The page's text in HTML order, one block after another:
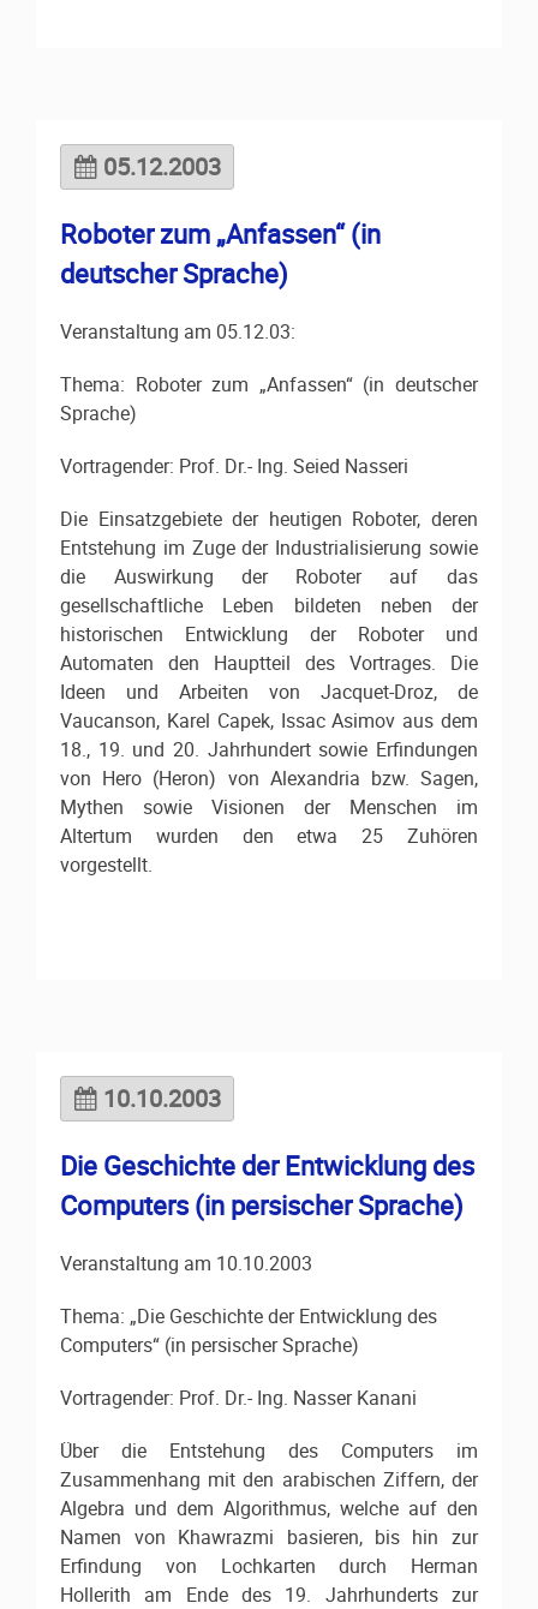
05.12.2003
Roboter zum „Anfassen“ (in
deutscher Sprache)
Veranstaltung am 05.12.03:
Thema: Roboter zum „Anfassen“ (in deutscher
Sprache)
Vortragender: Prof. Dr.- Ing. Seied Nasseri
Die Einsatzgebiete der heutigen Roboter, deren
Entstehung im Zuge der Industrialisierung sowie
die Auswirkung der Roboter auf das
gesellschaftliche Leben bildeten neben der
historischen Entwicklung der Roboter und
Automaten den Hauptteil des Vortrages. Die
Ideen und Arbeiten von Jacquet-Droz, de
Vaucanson, Karel Capek, Issac Asimov aus dem
18., 19. und 20. Jahrhundert sowie Erfindungen
von Hero (Heron) von Alexandria bzw. Sagen,
Mythen sowie Visionen der Menschen im
Altertum wurden den etwa 25 Zuhören
vorgestellt.
10.10.2003
Die Geschichte der Entwicklung des
Computers (in persischer Sprache)
Veranstaltung am 10.10.2003
Thema: „Die Geschichte der Entwicklung des
Computers“ (in persischer Sprache)
Vortragender: Prof. Dr.- Ing. Nasser Kanani
Über die Entstehung des Computers im
Zusammenhang mit den arabischen Ziffern, der
Algebra und dem Algorithmus, welche auf den
Namen von Khawrazmi basieren, bis hin zur
Erfindung von Lochkarten durch Herman
Hollerith am Ende des 19. Jahrhunderts zur